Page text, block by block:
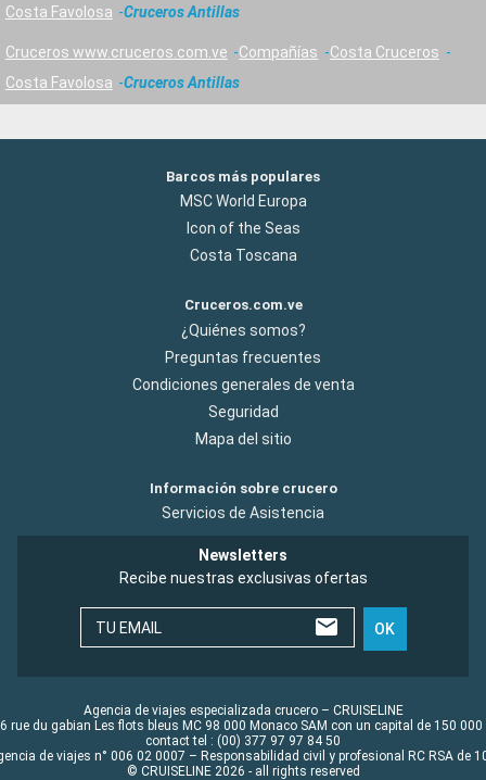
Costa Favolosa
Cruceros Antillas
Cruceros www.cruceros.com.ve Compañías
Costa Cruceros
Costa Favolosa
Cruceros Antillas
Barcos más populares
MSC World Europa
Icon of the Seas
Costa Toscana
Cruceros.com.ve
¿Quiénes somos?
Preguntas frecuentes
Condiciones generales de venta
Seguridad
Mapa del sitio
Información sobre crucero
Servicios de Asistencia
Newsletters
Recibe nuestras exclusivas ofertas
TU EMAIL OK
Agencia de viajes especializada crucero – CRUISELINE
rue du gabian Les flots bleus MC 98 000 Monaco SAM con un capital de 150 000
contact tel : (00) 377 97 97 84 50
de viajes n° 006 02 0007 – Responsabilidad civil y profesional RC RSA de
© CRUISELINE 2026 - all rights reserved